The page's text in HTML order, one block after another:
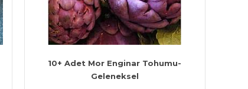
10+ Adet Mor Enginar Tohumu-
Geleneksel